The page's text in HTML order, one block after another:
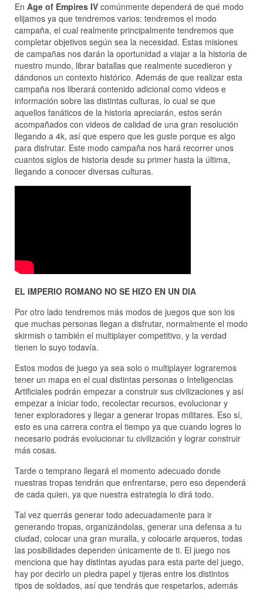
En Age of Empires IV comúnmente dependerá de qué modo
elijamos ya que tendremos varios: tendremos el modo
campaña, el cual realmente principalmente tendremos que
completar objetivos según sea la necesidad. Estas misiones
de campañas nos darán la oportunidad a viajar a la historia de
nuestro mundo, librar batallas que realmente sucedieron y
dándonos un contexto histórico. Además de que realizar esta
campaña nos liberará contenido adicional como videos e
información sobre las distintas culturas, lo cual se que
aquellos fanáticos de la historia apreciarán, estos serán
acompañados con videos de calidad de una gran resolución
llegando a 4k, así que espero que les guste porque es algo
para disfrutar. Este modo campaña nos hará recorrer unos
cuantos siglos de historia desde su primer hasta la última,
llegando a conocer diversas culturas.
EL IMPERIO ROMANO NO SE HIZO EN UN DIA
Por otro lado tendremos más modos de juegos que son los
que muchas personas llegan a disfrutar, normalmente el modo
skirmish o también el multiplayer competitivo, y la verdad
tienen lo suyo todavía.
Estos modos de juego ya sea solo o multiplayer lograremos
tener un mapa en el cual distintas personas o Inteligencias
Artificiales podrán empezar a construir sus civilizaciones y así
empezar a iniciar todo, recolectar recursos, evolucionar y
tener exploradores y llegar a generar tropas militares. Eso sí,
esto es una carrera contra el tiempo ya que cuando logres lo
necesario podrás evolucionar tu civilización y lograr construir
más cosas.
Tarde o temprano llegará el momento adecuado donde
nuestras tropas tendrán que enfrentarse, pero eso dependerá
de cada quien, ya que nuestra estrategia lo dirá todo.
Tal vez querrás generar todo adecuadamente para ir
generando tropas, organizándolas, generar una defensa a tu
ciudad, colocar una gran muralla, y colocarle arqueros, todas
las posibilidades dependen únicamente de ti. El juego nos
menciona que hay distintas ayudas para esta parte del juego,
hay por decirlo un piedra papel y tijeras entre los distintos
tipos de soldados, así que tendrás que respetarlos, además